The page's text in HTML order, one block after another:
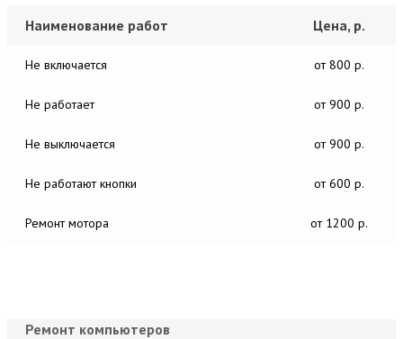
Наименование работ Цена, р.
Не включается от 800 р.
Не работает от 900 р.
Не выключается от 900 р.
Не работают кнопки от 600 р.
Ремонт мотора от 1200 р.
Ремонт компьютеров